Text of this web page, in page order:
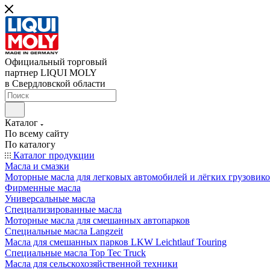
Официальный торговый
партнер LIQUI MOLY
в Свердловской области
Каталог
По всему сайту
По каталогу
Каталог продукции
Масла и смазки
Моторные масла для легковых автомобилей и лёгких
Фирменные масла
Универсальные масла
Специализированные масла
Моторные масла для смешанных автопарков
Специальные масла Langzeit
Масла для смешанных парков LKW Leichtlauf Touring
Специальные масла Top Tec Truck
Масла для сельскохозяйственной техники